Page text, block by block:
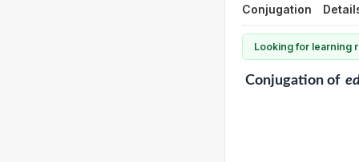
Conjugation
Looking for learning
Conjugationof